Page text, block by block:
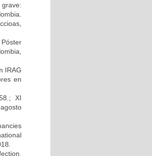
IRAG
en
XI